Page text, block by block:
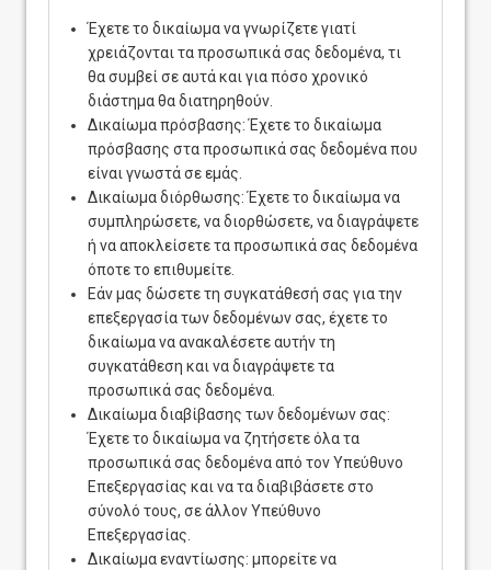
Έχετε το δικαίωμα να γνωρίζετε γιατί
χρειάζονται τα προσωπικά σας δεδομένα, τι
θα συμβεί σε αυτά και για πόσο χρονικό
διάστημα θα διατηρηθούν.
Δικαίωμα πρόσβασης: Έχετε το δικαίωμα
πρόσβασης στα προσωπικά σας δεδομένα που
είναι γνωστά σε εμάς.
Δικαίωμα διόρθωσης: Έχετε το δικαίωμα να
συμπληρώσετε, να διορθώσετε, να διαγράψετε
ή να αποκλείσετε τα προσωπικά σας δεδομένα
όποτε το επιθυμείτε.
Εάν μας δώσετε τη συγκατάθεσή σας για την
επεξεργασία των δεδομένων σας, έχετε το
δικαίωμα να ανακαλέσετε αυτήν τη
συγκατάθεση και να διαγράψετε τα
προσωπικά σας δεδομένα.
Δικαίωμα διαβίβασης των δεδομένων σας:
Έχετε το δικαίωμα να ζητήσετε όλα τα
προσωπικά σας δεδομένα από τον Υπεύθυνο
Επεξεργασίας και να τα διαβιβάσετε στο
σύνολό τους, σε άλλον Υπεύθυνο
Επεξεργασίας.
Δικαίωμα εναντίωσης: μπορείτε να